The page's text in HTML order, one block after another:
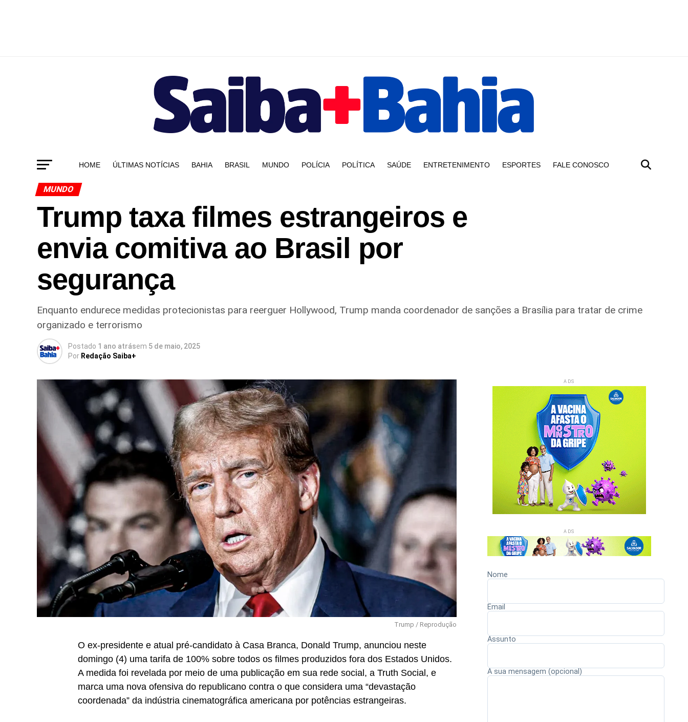
HOME ÚLTIMAS NOTÍCIAS BAHIA BRASIL MUNDO POLÍCIA POLÍTICA SAÚDE ENTRETENIMENTO ESPORTES FALE CONOSCO
MUNDO
Trump taxa filmes estrangeiros e
envia comitiva ao Brasil por
segurança
Enquanto endurece medidas protecionistas para reerguer Hollywood, Trump manda coordenador de sanções a Brasília para tratar de crime
organizado e terrorismo
Postado 1 ano atrásem 5 de maio, 2025
Por Redação Saiba+
Trump / Reprodução
O ex-presidente e atual pré-candidato à Casa Branca, Donald Trump, anunciou neste
domingo (4) uma tarifa de 100% sobre todos os filmes produzidos fora dos Estados Unidos.
A medida foi revelada por meio de uma publicação em sua rede social, a Truth Social, e
marca uma nova ofensiva do republicano contra o que considera uma “devastação
coordenada” da indústria cinematográfica americana por potências estrangeiras.
ADS
ADS
Nome
Email
Assunto
A sua mensagem (opcional)